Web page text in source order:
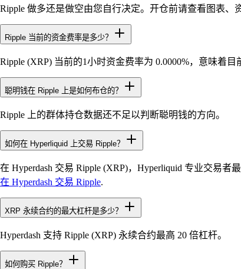
Ripple 做多还是做空由您自行决定。开仓前请查看图表、
Ripple 当前的资金费率是多少？
Ripple (XRP) 当前的1小时资金费率为 0.0000%，意味着目
聪明钱在 Ripple 上是如何布仓的？
Ripple 上的群体持仓数据还不足以判断聪明钱的方向。
如何在 Hyperliquid 上交易 Ripple？
在 Hyperdash 交易 Ripple (XRP)，Hyperliquid 专业交易
在 Hyperdash 交易 Ripple.
XRP 永续合约的最大杠杆是多少？
Hyperdash 支持 Ripple (XRP) 永续合约最高 20 倍杠杆。
如何购买 Ripple？